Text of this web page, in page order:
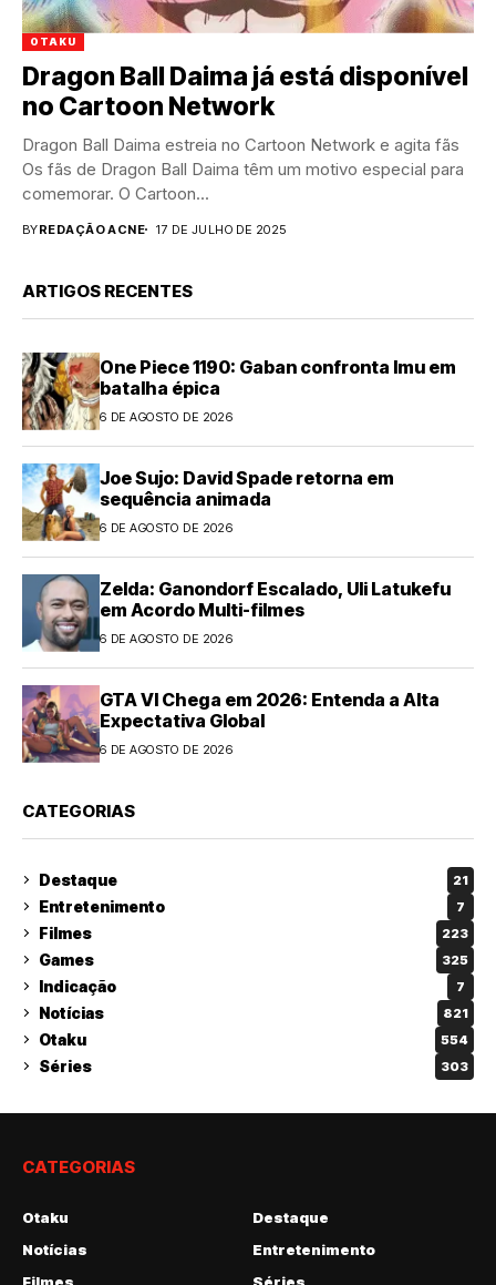
OTAKU
Dragon Ball Daima já está disponível
no Cartoon Network
Dragon Ball Daima estreia no Cartoon Network e agita fãs
Os fãs de Dragon Ball Daima têm um motivo especial para
comemorar. O Cartoon...
BYREDAÇÃO ACNE 17 DE JULHO DE 2025
ARTIGOS RECENTES
One Piece 1190: Gaban confronta Imu em
batalha épica
6 DE AGOSTO DE 2026
Joe Sujo: David Spade retorna em
sequência animada
6 DE AGOSTO DE 2026
Zelda: Ganondorf Escalado, Uli Latukefu
em Acordo Multi-filmes
6 DE AGOSTO DE 2026
GTA VI Chega em 2026: Entenda a Alta
Expectativa Global
6 DE AGOSTO DE 2026
CATEGORIAS
Destaque 21
Entretenimento 7
Filmes 223
Games 325
Indicação 7
Notícias 821
Otaku 554
Séries 303
CATEGORIAS
Otaku
Destaque
Notícias
Entretenimento
Filmes
Séries